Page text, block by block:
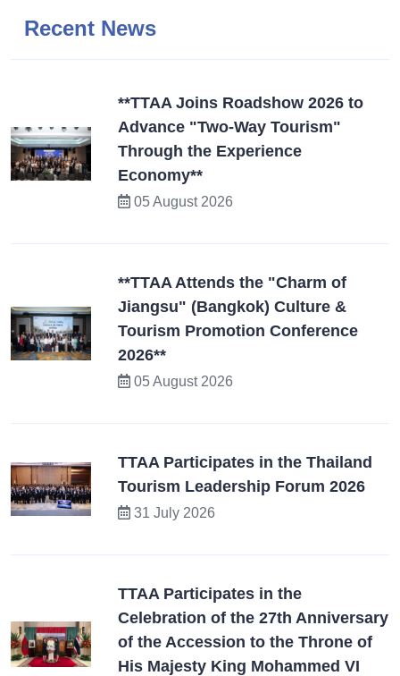
Recent News
**TTAA Joins Roadshow 2026 to
Advance "Two-Way Tourism"
Through the Experience
Economy**
05 August 2026
**TTAA Attends the "Charm of
Jiangsu" (Bangkok) Culture &
Tourism Promotion Conference
2026**
05 August 2026
TTAA Participates in the Thailand
Tourism Leadership Forum 2026
31 July 2026
TTAA Participates in the
Celebration of the 27th Anniversary
of the Accession to the Throne of
His Majesty King Mohammed VI